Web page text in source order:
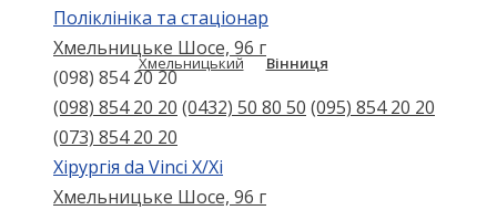
Хмельницький Вінниця
Поліклініка та стаціонар
Хмельницьке Шосе, 96 г
(098) 854 20 20
(098) 854 20 20 (0432) 50 80 50 (095) 854 20 20
(073) 854 20 20
Хірургія da Vinci X/Xі
Хмельницьке Шосе, 96 г